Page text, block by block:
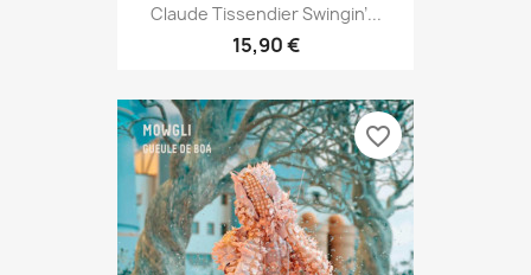
Claude Tissendier Swingin’...
15,90 €
favorite_border